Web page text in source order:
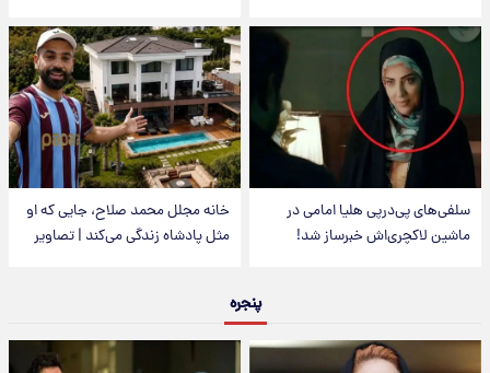
سلفی‌های پی‌درپی هلیا امامی در
ماشین لاکچری‌اش خبرساز شد!
خانه مجلل محمد صلاح، جایی که او
مثل پادشاه زندگی می‌کند | تصاویر
پنجره